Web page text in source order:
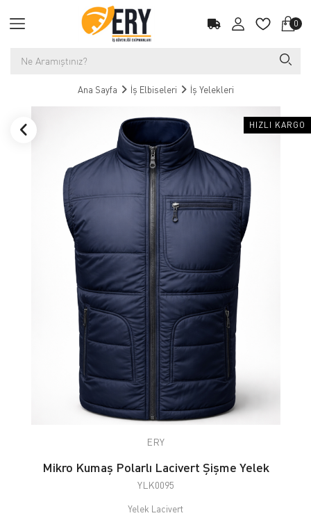
0
Ana Sayfa İş Elbiseleri İş Yelekleri
HIZLI KARGO
ERY
Mikro Kumaş Polarlı Lacivert Şişme Yelek
YLK0095
Yelek Lacivert